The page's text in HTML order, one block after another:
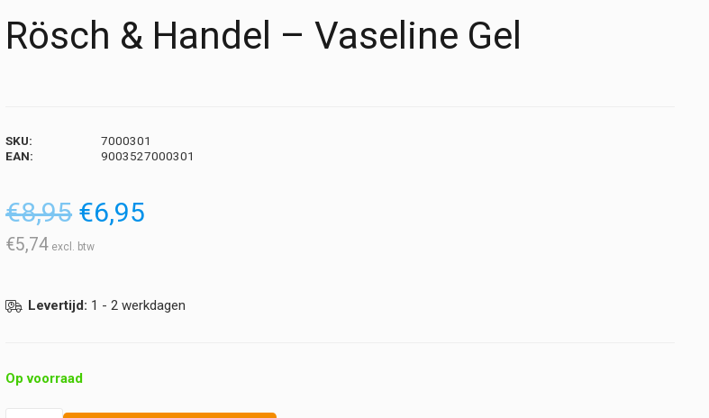
Rösch & Handel – Vaseline Gel
SKU:
7000301
EAN:
9003527000301
€8,95 Oorspronkelijke
prijs
was:
€6,95
€5,74
Levertijd: 1 - 2 werkdagen
Op voorraad